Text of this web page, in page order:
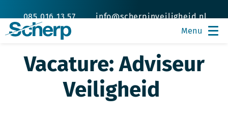
085 016 13 57 info@scherpinveiligheid.nl
Vacature: Adviseur
Veiligheid